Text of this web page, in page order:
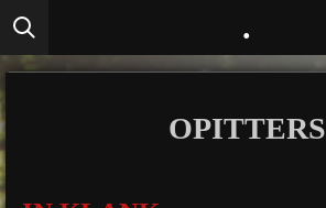
Ga
direct
naar
.
OPITTERS